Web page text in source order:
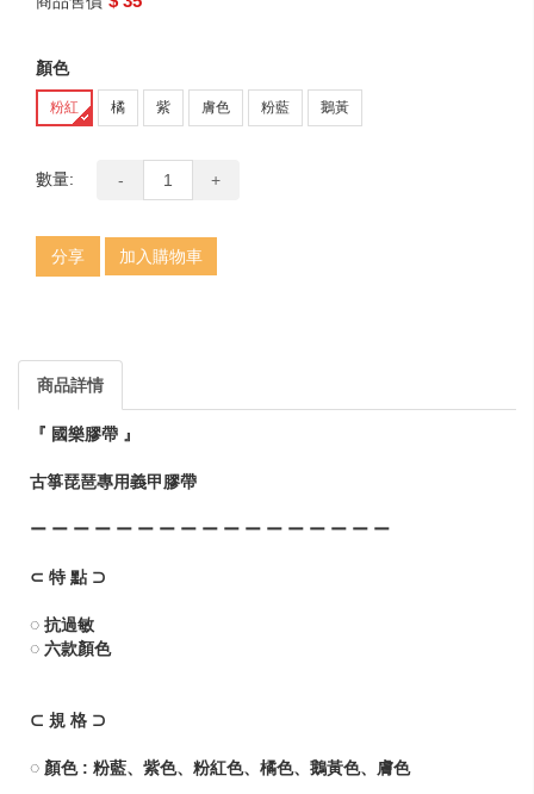
顏色
粉紅 橘 紫 膚色 粉藍 鵝黃
數量: - +
分享 加入購物車
商品詳情
『 國樂膠帶 』
古箏琵琶專用義甲膠帶
ー ー ー ー ー ー ー ー ー ー ー ー ー ー ー ー ー
⊂ 特 點 ⊃
◌ 抗過敏
◌ 六款顏色
⊂ 規 格 ⊃
◌ 顏色 : 粉藍、紫色、粉紅色、橘色、鵝黃色、膚色